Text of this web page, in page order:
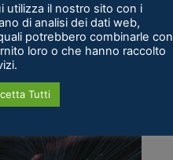
2023 | Syuhasuu
2023
utilizza il nostro sito con i
di analisi dei dati web,
potrebbero combinarle con
loro o che hanno raccolto
Tutti